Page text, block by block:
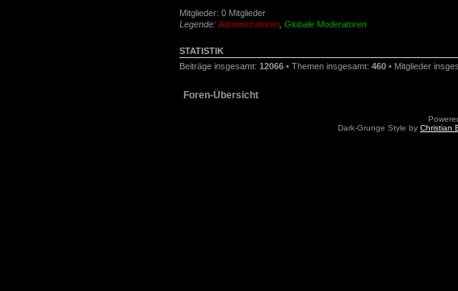
Mitglieder: 0 Mitglieder
Legende: Administratoren Globale Moderatoren
STATISTIK
Beiträge insgesamt: 12066 • Themen insgesamt: 460 • Mitglieder
Foren-Übersicht
Dark-Grunge Style by Christian